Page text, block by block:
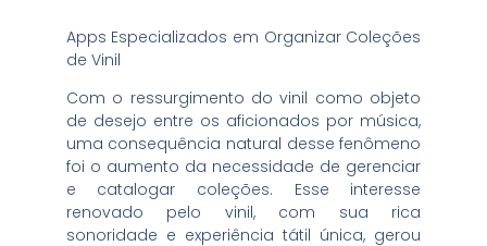
Apps Especializados em Organizar Coleções
de Vinil
Com o ressurgimento do vinil como objeto
de desejo entre os aficionados por música,
uma consequência natural desse fenômeno
foi o aumento da necessidade de gerenciar
e catalogar coleções. Esse interesse
renovado pelo vinil, com sua rica
sonoridade e experiência tátil única, gerou